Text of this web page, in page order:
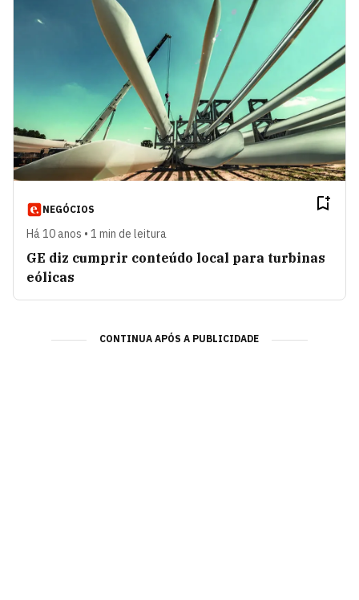
NEGÓCIOS
Há 10 anos • 1 min de leitura
GE diz cumprir conteúdo local para turbinas
eólicas
CONTINUA APÓS A PUBLICIDADE